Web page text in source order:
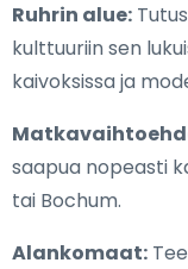
Ruhrin alue:
kulttuuriin sen
kaivoksissa ja
saapua nopeasti
tai Bochum.
Alankomaat: